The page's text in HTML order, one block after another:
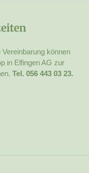
Vereinbarung können
in Elfingen AG zur
Tel. 056 443 03 23.